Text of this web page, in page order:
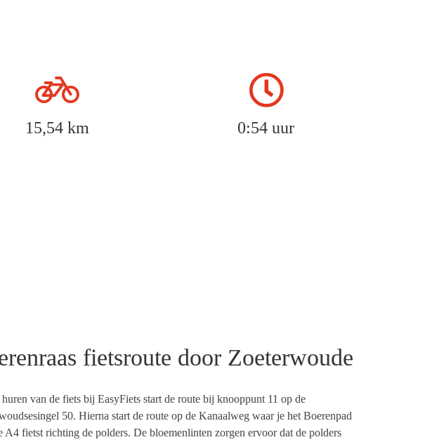
15,54 km 0:54 uur
fietsroute door Zoeterwoude
van de fiets bij EasyFiets start de route bij knooppunt 11 op de
50. Hierna start de route op de Kanaalweg waar je het Boerenpad
A4 fietst richting de polders. De bloemenlinten zorgen ervoor dat de polders